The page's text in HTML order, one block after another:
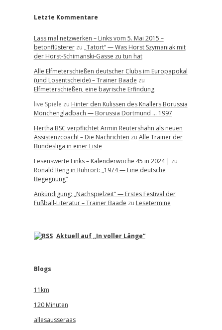
Letzte Kommentare
Lass mal netzwerken – Links vom 5. Mai 2015 –
betonflüstererzu „Tatort“ — Was Horst Szymaniak mit
der Horst-Schimanski-Gasse zu tun hat
Alle Elfmeterschießen deutscher Clubs im Europapokal
(und Losentscheide) – Trainer Baade zu
Elfmeterschießen, eine bayrische Erfindung
live Spiele zu Hinter den Kulissen des Knallers Borussia
Mönchengladbach — Borussia Dortmund … 1997
Hertha BSC verpflichtet Armin Reutershahn als neuen
Assistenzcoach! – Die Nachrichten zu Alle Trainer der
Bundesliga in einer Liste
Lesenswerte Links – Kalenderwoche 45 in 2024 | zu
Ronald Reng in Ruhrort: „1974 — Eine deutsche
Begegnung“
Ankündigung: „Nachspielzeit“ — Erstes Festival der
Fußball-Literatur – Trainer Baade zu Lesetermine
Aktuell auf „In voller Länge“
Blogs
11km
120 Minuten
allesausseraas